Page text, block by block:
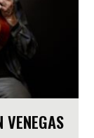
VENEGAS